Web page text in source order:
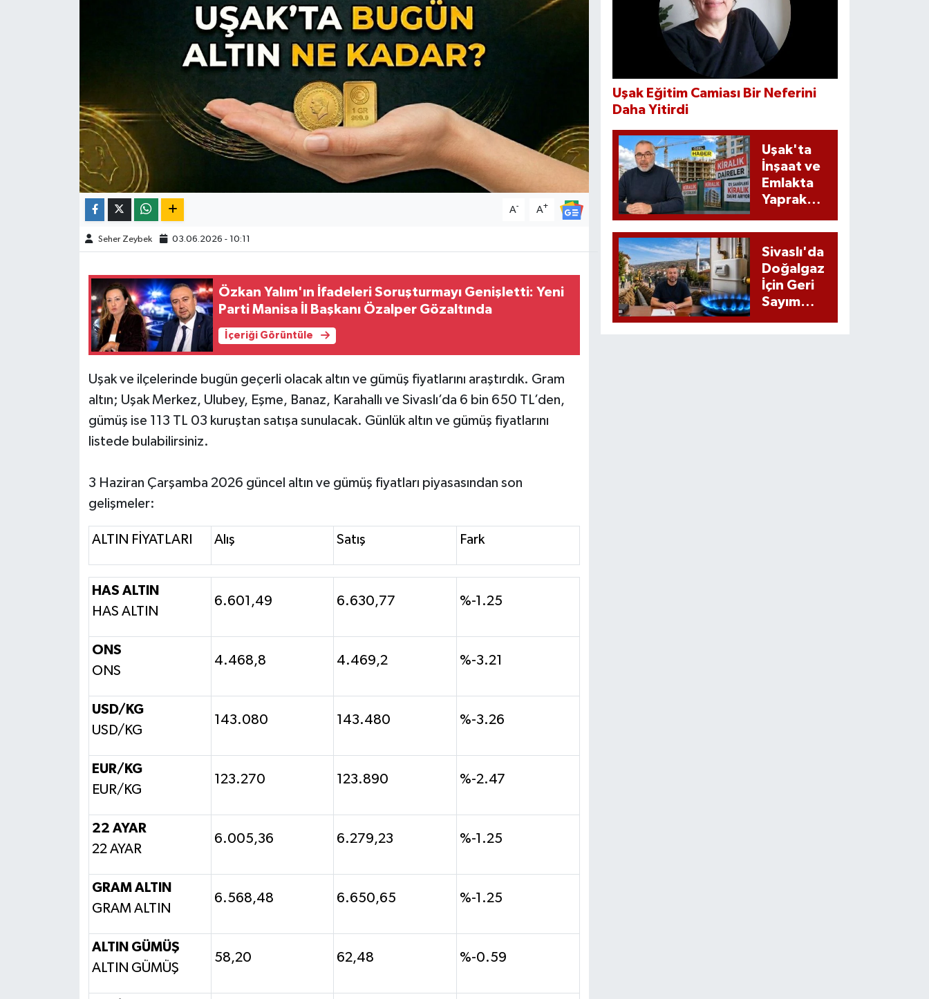
A- A+
Seher Zeybek 03.06.2026 - 10:11
Özkan Yalım'ın İfadeleri Soruşturmayı Genişletti: Yeni
Parti Manisa İl Başkanı Özalper Gözaltında
İçeriği Görüntüle
Uşak ve ilçelerinde bugün geçerli olacak altın ve gümüş fiyatlarını araştırdık. Gram
altın; Uşak Merkez, Ulubey, Eşme, Banaz, Karahallı ve Sivaslı’da 6 bin 650 TL’den,
gümüş ise 113 TL 03 kuruştan satışa sunulacak. Günlük altın ve gümüş fiyatlarını
listede bulabilirsiniz.
3 Haziran Çarşamba 2026 güncel altın ve gümüş fiyatları piyasasından son
gelişmeler:
ALTIN FİYATLARI Alış Satış Fark
HAS ALTIN
HAS ALTIN
6.601,49 6.630,77 %-1.25
ONS
ONS
4.468,8 4.469,2 %-3.21
USD/KG
USD/KG
143.080 143.480 %-3.26
EUR/KG
EUR/KG
123.270 123.890 %-2.47
22 AYAR
22 AYAR
6.005,36 6.279,23 %-1.25
GRAM ALTIN
GRAM ALTIN
6.568,48 6.650,65 %-1.25
ALTIN GÜMÜŞ
ALTIN GÜMÜŞ
58,20 62,48 %-0.59
Uşak Eğitim Camiası Bir Neferini
Daha Yitirdi
Uşak'ta
İnşaat ve
Emlakta
Yaprak
Sivaslı'da
Doğalgaz
İçin Geri
Sayım